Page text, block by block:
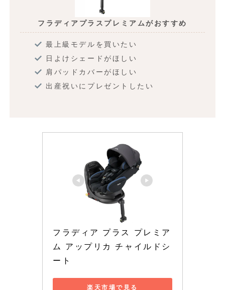
フラディアプラスプレミアムがおすすめ
最上級モデルを買いたい
日よけシェードがほしい
肩パッドカバーがほしい
出産祝いにプレゼントしたい
フラディア プラス プレミア
ム アップリカ チャイルドシ
ート
楽天市場で見る